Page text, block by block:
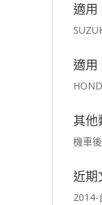
適用
適用
其他
機車
近期
2014-